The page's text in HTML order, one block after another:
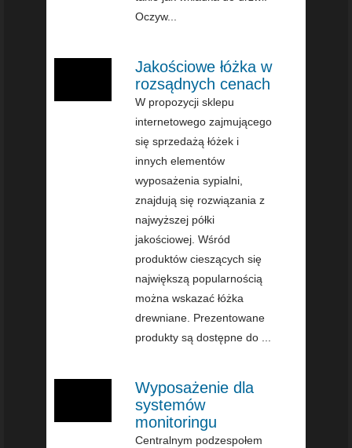
Oczyw...
Jakościowe łóżka w
rozsądnych cenach
W propozycji sklepu
internetowego zajmującego
się sprzedażą łóżek i
innych elementów
wyposażenia sypialni,
znajdują się rozwiązania z
najwyższej półki
jakościowej. Wśród
produktów cieszących się
największą popularnością
można wskazać łóżka
drewniane. Prezentowane
produkty są dostępne do ...
Wyposażenie dla
systemów
monitoringu
Centralnym podzespołem